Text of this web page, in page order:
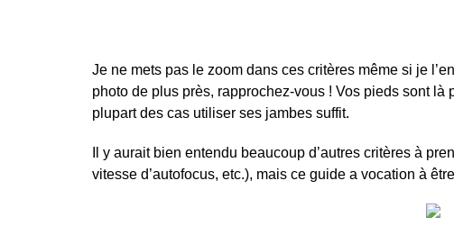
Je ne mets pas le zoom dans ces critères même si je
photo de plus près, rapprochez-vous ! Vos pieds sont
plupart des cas utiliser ses jambes suffit.
Il y aurait bien entendu beaucoup d’autres critères à
vitesse d’autofocus, etc.), mais ce guide a vocation à